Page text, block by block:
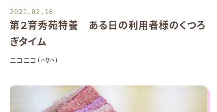
2021.02.16
第２育秀苑特養 ある日の利用者様のくつろ
ぎタイム
ニコニコ(⌒∇⌒)